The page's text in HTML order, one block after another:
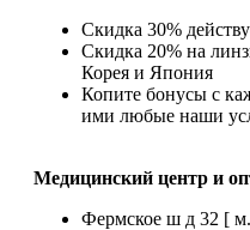
Скидка 30%
Скидка 20% на
Корея и Япония
Копите бонусы с
ими любые наши
Медицинский центр и
Фермское ш д 32 [